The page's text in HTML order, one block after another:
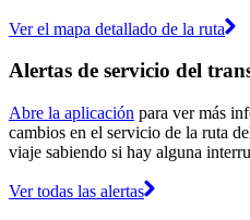
Ver el mapa detallado de la ruta
Alertas de servicio del
Abre la aplicación para ver más
cambios en el servicio de la ruta
viaje sabiendo si hay alguna
Ver todas las alertas